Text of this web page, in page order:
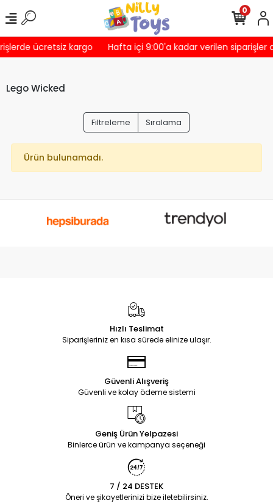
ücretsiz kargo Hafta içi 9:00'a kadar verilen siparişler
0
Lego Wicked
Filtreleme Sıralama
Ürün bulunamadı.
Hızlı Teslimat
Siparişleriniz en kısa sürede elinize ulaşır.
Güvenli Alışveriş
Güvenli ve kolay ödeme sistemi
Geniş Ürün Yelpazesi
Binlerce ürün ve kampanya seçeneği
7 / 24 DESTEK
Öneri ve şikayetlerinizi bize iletebilirsiniz.